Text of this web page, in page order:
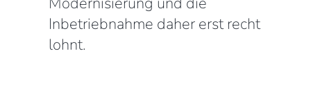
Inbetriebnahme daher erst recht
lohnt.